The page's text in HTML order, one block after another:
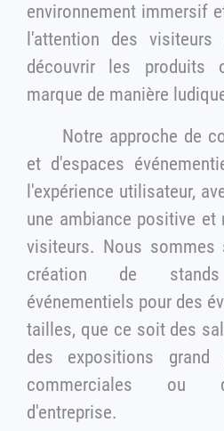
environnement immersif
l'attention des visiteurs et leur permet de
découvrir les produits
marque de manière
Notre approche de conception de stands
et d'espaces
l'expérience utilisateur,
une ambiance positive et mémorable pour les
visiteurs. Nous sommes
création de
événementiels pour des événements de toutes
tailles, que ce soit des salons
des expositions
commerciales ou des événements
d'entreprise.